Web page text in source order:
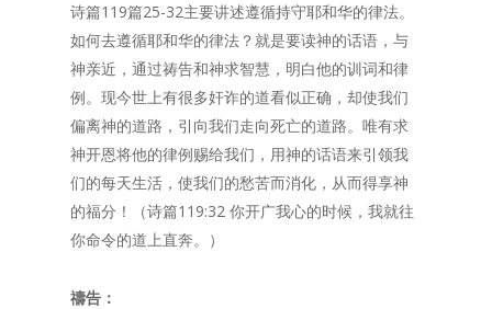
诗篇119篇25-32主要讲述遵循持守耶和华的律法。
如何去遵循耶和华的律法？就是要读神的话语，与
神亲近，通过祷告和神求智慧，明白他的训词和律
例。现今世上有很多奸诈的道看似正确，却使我们
偏离神的道路，引向我们走向死亡的道路。唯有求
神开恩将他的律例赐给我们，用神的话语来引领我
们的每天生活，使我们的愁苦而消化，从而得享神
的福分！（诗篇119:32 你开广我心的时候，我就往
你命令的道上直奔。）
禱告：